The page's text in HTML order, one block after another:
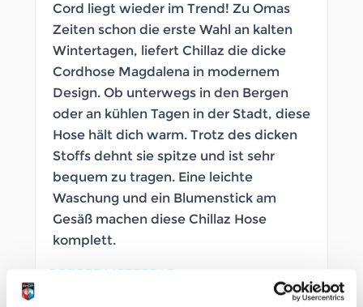
Cord liegt wieder im Trend! Zu Omas
Zeiten schon die erste Wahl an kalten
Wintertagen, liefert Chillaz die dicke
Cordhose Magdalena in modernem
Design. Ob unterwegs in den Bergen
oder an kühlen Tagen in der Stadt, diese
Hose hält dich warm. Trotz des dicken
Stoffs dehnt sie spitze und ist sehr
bequem zu tragen. Eine leichte
Waschung und ein Blumenstick am
Gesäß machen diese Chillaz Hose
komplett.
SOFORT LIEFERBAR